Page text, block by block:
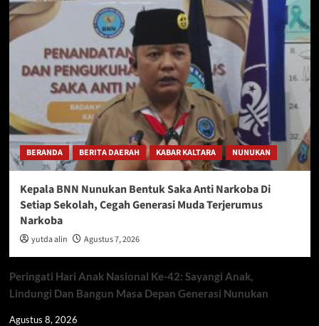
BERANDA BERITA DAERAH KABAR KALTARA NUNUKAN
Kepala BNN Nunukan Bentuk Saka Anti Narkoba Di
Setiap Sekolah, Cegah Generasi Muda Terjerumus
Narkoba
yutda alin Agustus 7, 2026
Peringati Hari Anak Nasional Ke-42: Sayangi Anak,
Lindungi Dan Bangun Masa Depan Generasi Nunukan
Agustus 8, 2026